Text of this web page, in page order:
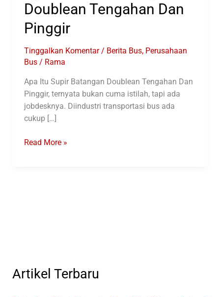
Doublean Tengahan Dan
Pinggir
Tinggalkan Komentar / Berita Bus, Perusahaan
Bus/ Rama
Apa Itu Supir Batangan Doublean Tengahan Dan
Pinggir, ternyata bukan cuma istilah, tapi ada
jobdesknya. Diindustri transportasi bus ada
cukup […]
Apa
Read More »
Artikel Terbaru